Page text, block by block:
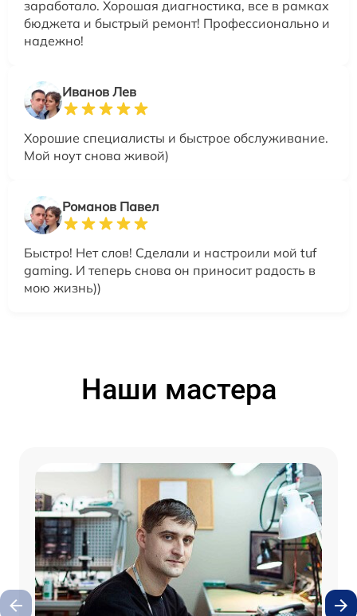
заработало. Хорошая диагностика, все в рамках
бюджета и быстрый ремонт! Профессионально и
надежно!
Иванов Лев
Хорошие специалисты и быстрое обслуживание.
Мой ноут снова живой)
Романов Павел
Быстро! Нет слов! Сделали и настроили мой tuf
gaming. И теперь снова он приносит радость в
мою жизнь))
Наши мастера